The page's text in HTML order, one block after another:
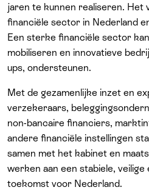
jaren te kunnen realiseren. Het
financiële sector in Nederland
Een sterke financiële sector
mobiliseren en innovatieve
ups, ondersteunen.
Met de gezamenlijke inzet en
verzekeraars,
non-bancaire financiers,
andere financiële instellingen
samen met het kabinet en
werken aan een stabiele,
toekomst voor Nederland.